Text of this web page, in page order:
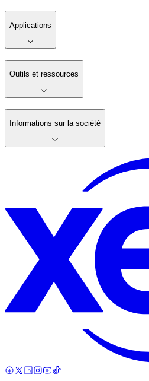
Applications
Outils et ressources
Informations sur la société